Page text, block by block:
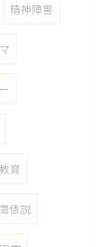
精神障害
育
値説